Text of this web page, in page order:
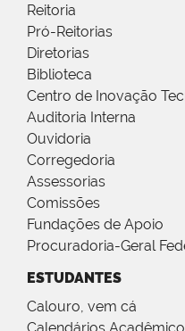
Reitoria
Pró-Reitorias
Diretorias
Biblioteca
Centro de Inovação
Auditoria Interna
Ouvidoria
Corregedoria
Assessorias
Comissões
Fundações de Apoio
Procuradoria-Geral
ESTUDANTES
Calouro, vem cá